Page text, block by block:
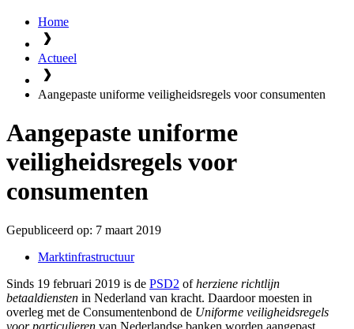
Home
Actueel
Aangepaste uniforme veiligheidsregels voor consumenten
Aangepaste uniforme
veiligheidsregels voor
consumenten
Gepubliceerd op: 7 maart 2019
Marktinfrastructuur
Sinds 19 februari 2019 is de PSD2 ofherziene richtlijn
betaaldiensten in Nederland van kracht. Daardoor moesten in
overleg met de Consumentenbond de Uniforme veiligheidsregels
voor particulieren van Nederlandse banken worden aangepast.